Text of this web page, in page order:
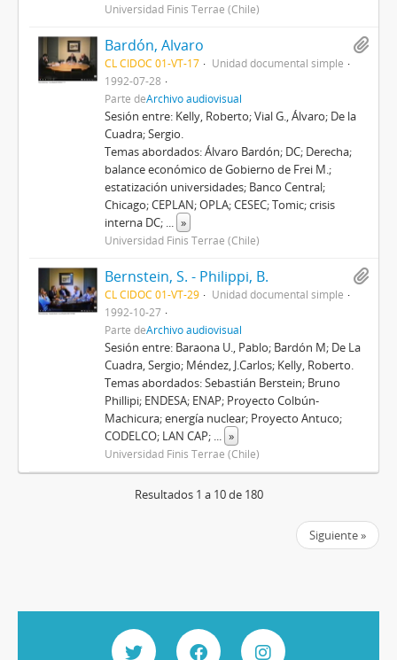
Universidad Finis Terrae (Chile)
Bardón, Alvaro
CL CIDOC 01-VT-17
Unidad documental simple
1992-07-28
Parte deArchivo audiovisual
Sesión entre: Kelly, Roberto; Vial G., Álvaro; De la
Cuadra; Sergio.
Temas abordados: Álvaro Bardón; DC; Derecha;
balance económico de Gobierno de Frei M.;
estatización universidades; Banco Central;
Chicago; CEPLAN; OPLA; CESEC; Tomic; crisis
interna DC; ... »
Universidad Finis Terrae (Chile)
Bernstein, S. - Philippi, B.
CL CIDOC 01-VT-29
Unidad documental simple
1992-10-27
Parte deArchivo audiovisual
Sesión entre: Baraona U., Pablo; Bardón M; De La
Cuadra, Sergio; Méndez, J.Carlos; Kelly, Roberto.
Temas abordados: Sebastián Berstein; Bruno
Phillipi; ENDESA; ENAP; Proyecto Colbún-
Machicura; energía nuclear; Proyecto Antuco;
CODELCO; LAN CAP; ... »
Universidad Finis Terrae (Chile)
Resultados 1 a 10 de 180
Siguiente »